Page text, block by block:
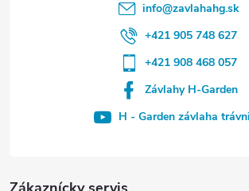
info@zavlahahg.sk
+421 905 748 627
+421 908 468 057
Závlahy H-Garden
H - Garden závlaha